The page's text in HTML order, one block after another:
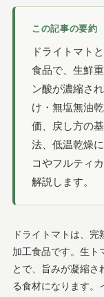
この記事の要約
ドライトマト
食品で、生鮮
ン酸が濃縮さ
け・無塩無油
価、戻し方の
法、低温乾燥
コやフルティ
解説します。
ドライトマトは、
加工食品です。生ト
とで、旨みが凝縮さ
る食材になります。